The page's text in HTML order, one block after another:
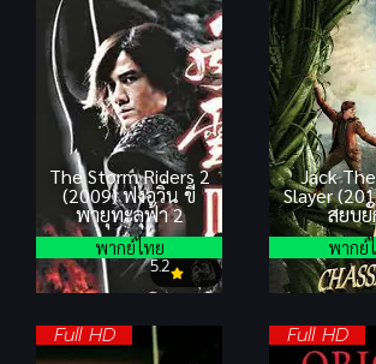
The Storm Riders 2
(2009) ฟงอวิ๋น ขี่
พายุทะลุฟ้า 2
5.2
พากย์ไทย
Jack
Slayer
สยบ
พากย์
Full HD Full HD